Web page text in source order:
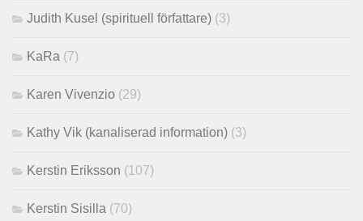
Judith Kusel (spirituell författare) (3)
KaRa (7)
Karen Vivenzio (29)
Kathy Vik (kanaliserad information) (3)
Kerstin Eriksson (107)
Kerstin Sisilla (70)